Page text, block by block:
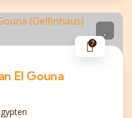
7
El Gouna